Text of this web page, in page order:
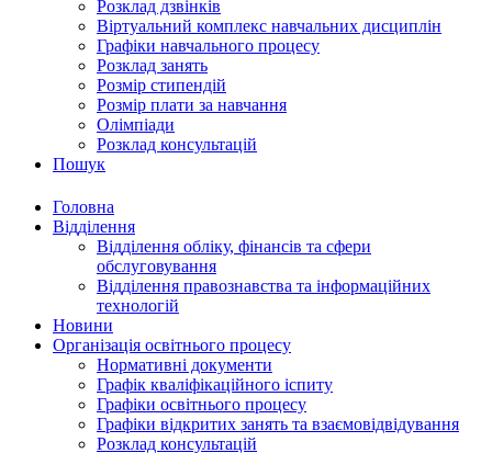
Розклад дзвінків
Віртуальний комплекс навчальних дисциплін
Графіки навчального процесу
Розклад занять
Розмір стипендій
Розмір плати за навчання
Олімпіади
Розклад консультацій
Пошук
Головна
Відділення
Відділення обліку, фінансів та сфери
обслуговування
Відділення правознавства та інформаційних
технологій
Новини
Організація освітнього процесу
Нормативні документи
Графік кваліфікаційного іспиту
Графіки освітнього процесу
Графіки відкритих занять та взаємовідвідування
Розклад консультацій